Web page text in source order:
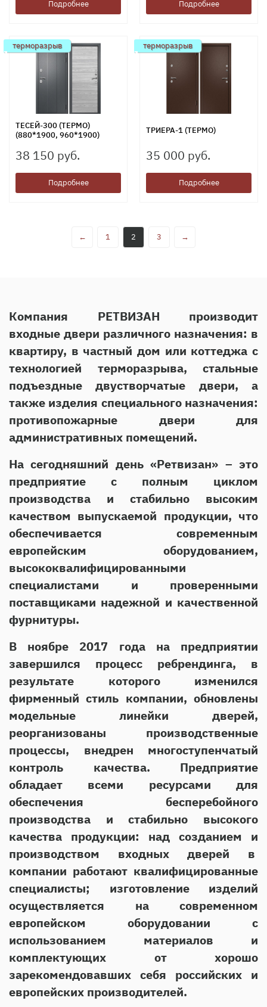
Подробнее Подробнее
терморазрыв
ТЕСЕЙ-300 (ТЕРМО)
(880*1900, 960*1900)
38 150 руб.
Подробнее
терморазрыв
ТРИЕРА-1 (ТЕРМО)
35 000 руб.
Подробнее
← 1 2 3 →
Компания РЕТВИЗАН производит
входные двери различного назначения: в
квартиру, в частный дом или коттеджа с
технологией терморазрыва, стальные
подъездные двустворчатые двери, а
также изделия специального назначения:
противопожарные двери для
административных помещений.
На сегодняшний день «Ретвизан» – это
предприятие с полным циклом
производства и стабильно высоким
качеством выпускаемой продукции, что
обеспечивается современным
европейским оборудованием,
высококвалифицированными
специалистами и проверенными
поставщиками надежной и качественной
фурнитуры.
В ноябре 2017 года на предприятии
завершился процесс ребрендинга, в
результате которого изменился
фирменный стиль компании, обновлены
модельные линейки дверей,
реорганизованы производственные
процессы, внедрен многоступенчатый
контроль качества. Предприятие
обладает всеми ресурсами для
обеспечения бесперебойного
производства и стабильно высокого
качества продукции: над созданием и
производством входных дверей в
компании работают квалифицированные
специалисты; изготовление изделий
осуществляется на современном
европейском оборудовании с
использованием материалов и
комплектующих от хорошо
зарекомендовавших себя российских и
европейских производителей.